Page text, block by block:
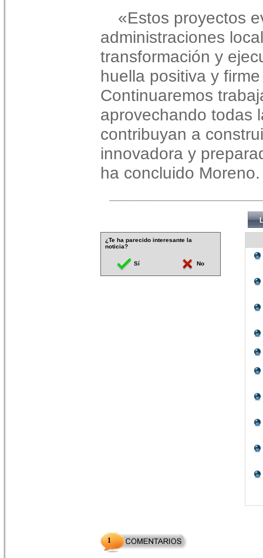
«Estos proyectos
administraciones
transformación y
huella positiva y
Continuaremos
aprovechando todas
contribuyan a
innovadora y
ha concluido Moreno.
¿Te ha parecido interesante la
noticia?
Sí No
1